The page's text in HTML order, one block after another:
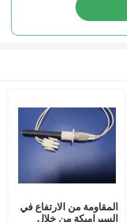
المقاومة من الارتفاع في
السيراميكة من خلال